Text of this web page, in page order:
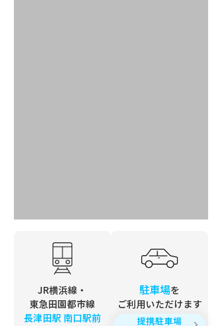
JR横浜線・
東急田園都市線
長津田駅 南口駅前
駐車場を
ご利用いただけます
提携駐車場